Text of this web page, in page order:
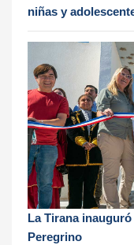
niñas y
La Tirana
Peregrino